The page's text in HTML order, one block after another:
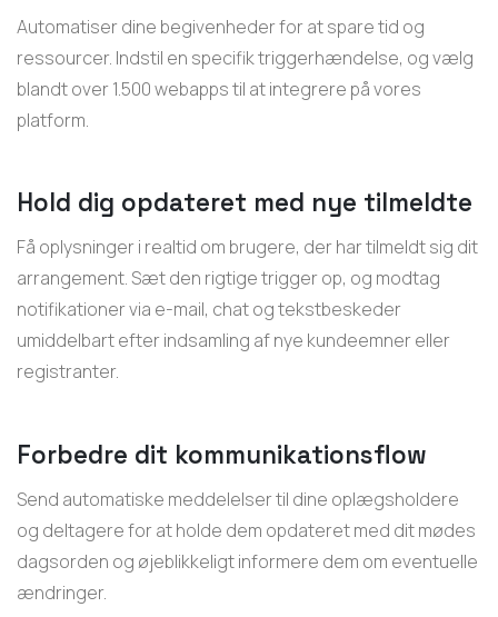
Automatiser dine begivenheder for at spare tid og
ressourcer. Indstil en specifik triggerhændelse, og vælg
blandt over 1.500 webapps til at integrere på vores
platform.
Hold dig opdateret med nye tilmeldte
Få oplysninger i realtid om brugere, der har tilmeldt sig dit
arrangement. Sæt den rigtige trigger op, og modtag
notifikationer via e-mail, chat og tekstbeskeder
umiddelbart efter indsamling af nye kundeemner eller
registranter.
Forbedre dit kommunikationsflow
Send automatiske meddelelser til dine oplægsholdere
og deltagere for at holde dem opdateret med dit mødes
dagsorden og øjeblikkeligt informere dem om eventuelle
ændringer.